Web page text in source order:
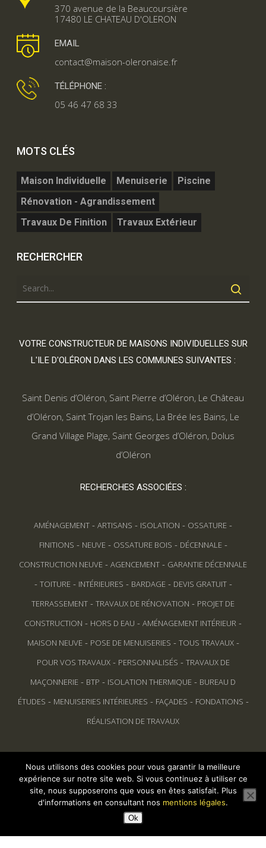
370 avenue de la Beaucoursière
17480 LE CHATEAU D'OLERON
EMAIL
contact@maison-oleronaise.fr
TÉLÉPHONE :
05 46 47 68 33
MOTS CLÉS
Maison Individuelle Menuiserie
Piscine
Rénovation - Agrandissement
Travaux De Finition
Travaux Extérieur
RECHERCHER
VOTRE CONSTRUCTEUR DE MAISONS INDIVIDUELLES SUR
L'ILE D'OLÉRON DANS LES COMMUNES SUIVANTES :
Saint Denis d’Oléron, Saint Pierre d’Oléron, Le Château
d’Oléron, Saint Trojan les Bains, La Brée les Bains, Le
Grand Village Plage, Saint Georges d’Oléron, Dolus
d’Oléron
RECHERCHES ASSOCIÉES :
AMÉNAGEMENT - ARTISANS - ISOLATION - OSSATURE -
FINITIONS - NEUVE- OSSATURE BOIS - DÉCENNALE-
CONSTRUCTION NEUVE - AGENCEMENT - GARANTIE DÉCENNALE
- TOITURE- INTÉRIEURES - BARDAGE- DEVIS GRATUIT-
TERRASSEMENT - TRAVAUX DE RÉNOVATION - PROJET DE
CONSTRUCTION - HORS D EAU - AMÉNAGEMENT INTÉRIEUR -
MAISON NEUVE- POSE DE MENUISERIES - TOUS TRAVAUX-
POUR VOS TRAVAUX- PERSONNALISÉS - TRAVAUX DE
MAÇONNERIE - BTP - ISOLATION THERMIQUE - BUREAU D
ÉTUDES - MENUISERIES INTÉRIEURES - FAÇADES - FONDATIONS -
RÉALISATION DE TRAVAUX
Siège Social :370 Avenue de la Beaucoursière -
17480 LE CHATEAU D'OLERON
Nous utilisons des cookies pour vous garantir la meilleure
expérience sur notre site web. Si vous continuez à utiliser ce
site, nous supposerons que vous en êtes satisfait. Plus
d'informations en consultant nos mentions légales.
Ok